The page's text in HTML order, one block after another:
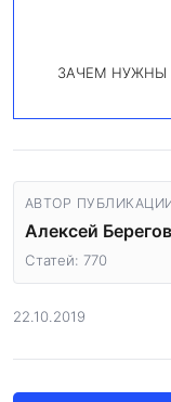
ЗАЧЕМ НУЖНЫ
АВТОР
Алексей
Статей: 770
22.10.2019